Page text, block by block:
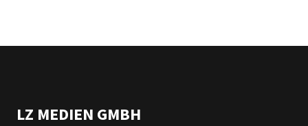
LZ MEDIEN GMBH